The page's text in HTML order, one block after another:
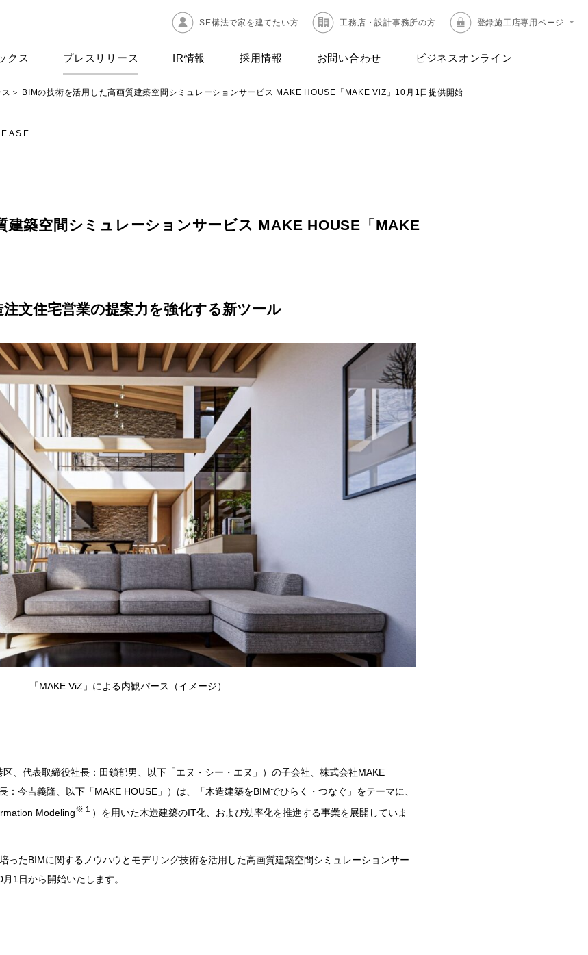
クス プレスリリース IR情報 採用情報 お問い合わせ ビジネスオンライン
SE構法で家を建てたい方 工務店・設計事務所の方 登録施工店専用ページ
BIMの技術を活用した高画質建築空間シミュレーションサービス MAKE HOUSE「MAKE ViZ」10月1日提供開始
建築空間シミュレーションサービス MAKE HOUSE「MAKE
注文住宅営業の提案力を強化する新ツール
「MAKE ViZ 」による内観パース（イメージ）
、代表取締役社長：田鎖郁男、以下「エヌ・シー・エヌ」）の子会社、株式会社MAKE
：今吉義隆、以下「MAKE HOUSE 」）は、「木造建築をBIMでひらく・つなぐ」をテーマに、
Modeling※１ ）を用いた木造建築のIT化、および効率化を推進する事業を展開していま
ったBIMに関するノウハウとモデリング技術を活用した高画質建築空間シミュレーションサー
月 1 日から開始いたします。